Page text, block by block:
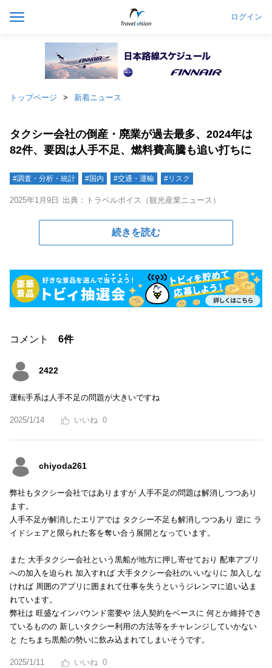
ログイン
トップページ 新着ニュース
タクシー会社の倒産・廃業が過去最多、2024年は
82件、要因は人手不足、燃料費高騰も追い打ちに
#調査・分析・統計 #国内 #交通・運輸 #リスク
2025年1月9日 出典：トラベルボイス（観光産業ニュース）
続きを読む
コメント 6件
2422
運転手系は人手不足の問題が大きいですね
2025/1/14 0
chiyoda261
弊社もタクシー会社ではありますが 人手不足の問題は解消しつつあり
ます。
人手不足が解消したエリアでは タクシー不足も解消しつつあり 逆に ラ
イドシェアと限られた客を奪い合う展開となっています。
また 大手タクシー会社という黒船が地方に押し寄せており 配車アプリ
への加入を迫られ 加入すれば 大手タクシー会社のいいなりに 加入しな
ければ 周囲のアプリに囲まれて仕事を失うというジレンマに追い込ま
れています。
弊社は 旺盛なインバウンド需要や 法人契約をベースに 何とか維持でき
ているものの 新しいタクシー利用の方法等をチャレンジしていかない
と たちまち黒船の勢いに飲み込まれてしまいそうです。
2025/1/11 0